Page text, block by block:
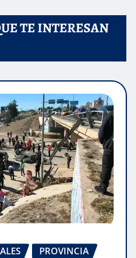
TE INTERESAN
PROVINCIA